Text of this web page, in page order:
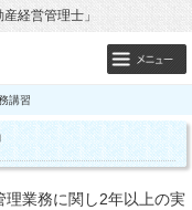
経営管理士」
講習
業務に関し2年以上の実